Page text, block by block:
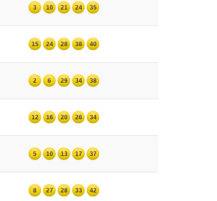
3 10 21 24 35
15 24 28 38 40
2 6 29 34 38
12 16 20 26 34
5 10 13 17 37
8 27 28 33 42